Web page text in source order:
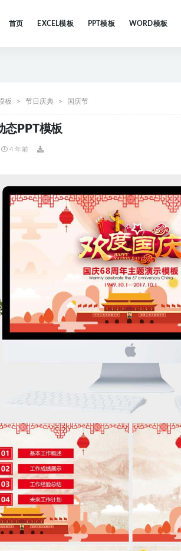
首页 EXCEL模板 PPT模板 WORD模板
板 节日庆典 国庆节
态PPT模板
4 年前